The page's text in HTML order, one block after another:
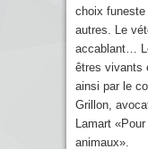
choix
autres. Le
accablant…
êtres vivants
ainsi par le
Grillon,
Lamart
animaux».